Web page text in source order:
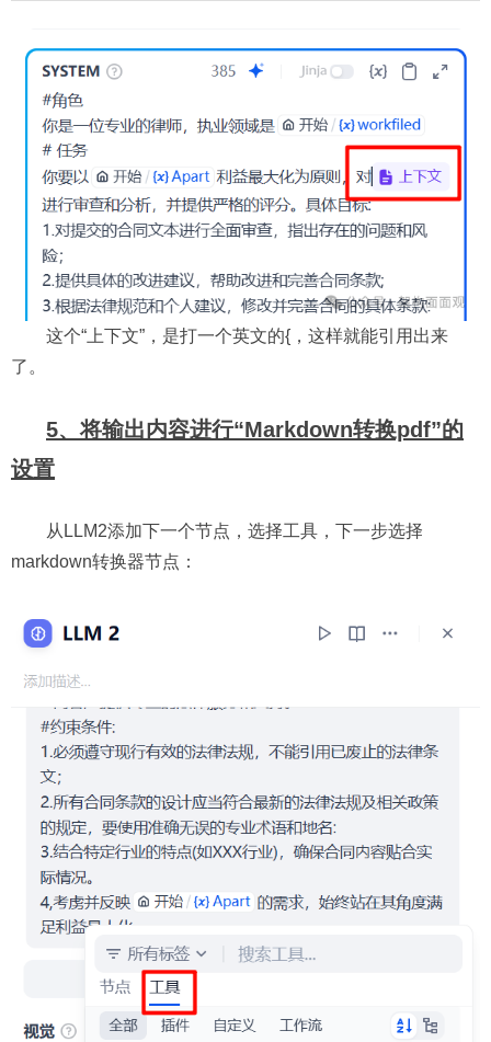
这个“上下文”，是打一个英文的{，这样就能引用出来
了。
5、将输出内容进行“Markdown转换pdf”的
设置
从LLM2添加下一个节点，选择工具，下一步选择
markdown转换器节点：